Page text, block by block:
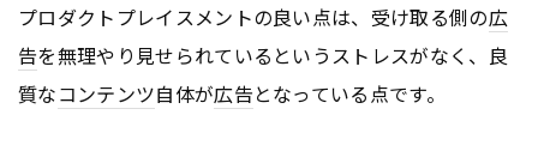
プロダクトプレイスメントの良い点は、受け取る側の広
告を無理やり見せられているというストレスがなく、良
質なコンテンツ自体が広告となっている点です。